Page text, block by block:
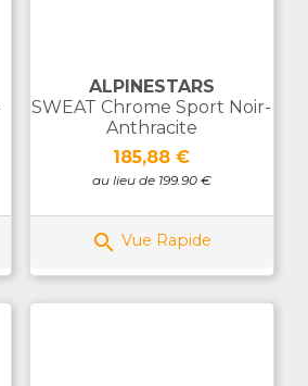
ALPINESTARS
SWEAT Chrome Sport Noir-
Anthracite
Prix
185,88 €
au lieu de 199.90 €
 Vue Rapide